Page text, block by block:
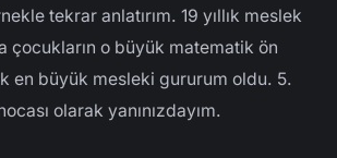
tekrar anlatırım. 19 yıllık meslek
çocukların o büyük matematik ön
en büyük mesleki gururum oldu. 5.
olarak yanınızdayım.